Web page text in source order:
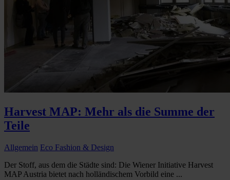
Harvest MAP: Mehr als die Summe der
Teile
Allgemein Eco Fashion & Design
Der Stoff, aus dem die Städte sind: Die Wiener Initiative Harvest
MAP Austria bietet nach holländischem Vorbild eine ...